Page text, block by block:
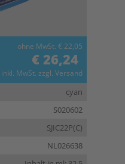
ohne MwSt. € 22,05
€ 26,24
inkl. MwSt. zzgl. Versand
cyan
S020602
SJIC22P(C)
NL026638